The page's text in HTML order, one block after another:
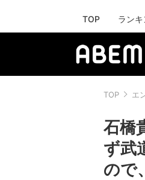
TOP ラン
TOP エ
石橋
ず武
ので